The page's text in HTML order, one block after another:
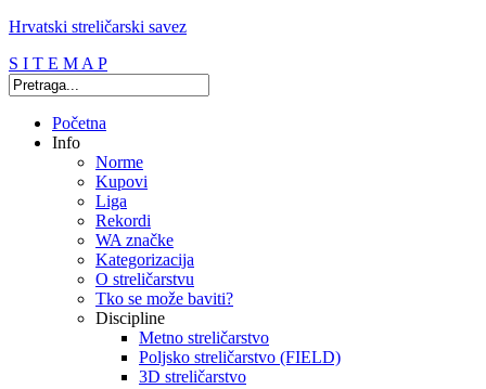
Hrvatski streličarski savez
S I T E M A P
Početna
Info
Norme
Kupovi
Liga
Rekordi
WA značke
Kategorizacija
O streličarstvu
Tko se može baviti?
Discipline
Metno streličarstvo
Poljsko streličarstvo (FIELD)
3D streličarstvo